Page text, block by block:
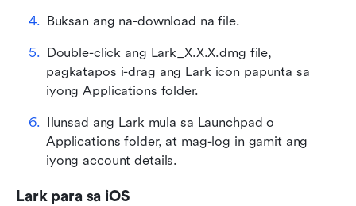
Buksan ang na-download na file.
Double-click ang Lark_X.X.X.dmg file,
pagkatapos i-drag ang Lark icon papunta sa
iyong Applications folder.
Ilunsad ang Lark mula sa Launchpad o
Applications folder, at mag-log in gamit ang
iyong account details.
Lark para sa iOS